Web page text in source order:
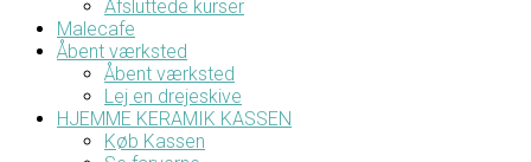
Afsluttede kurser
Malecafe
Åbent værksted
Åbent værksted
Lej en drejeskive
HJEMME KERAMIK KASSEN
Køb Kassen